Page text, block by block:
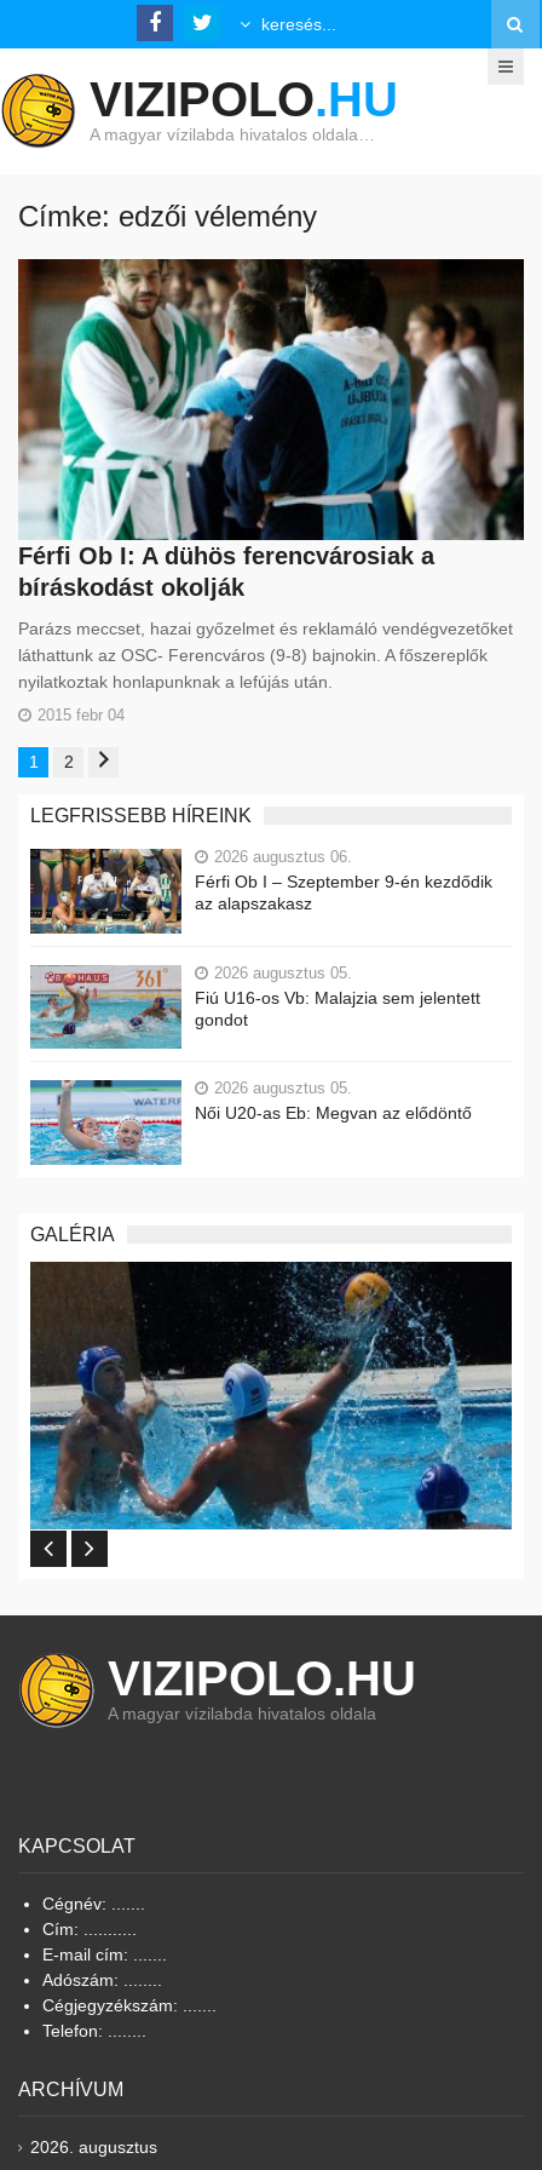
VIZIPOLO.HU
A magyar vízilabda hivatalos oldala…
Címke: edzői vélemény
Férfi Ob I: A dühös ferencvárosiak a
bíráskodást okolják
Parázs meccset, hazai győzelmet és reklamáló vendégvezetőket
láthattunk az OSC- Ferencváros (9-8) bajnokin. A főszereplők
nyilatkoztak honlapunknak a lefújás után.
2015 febr 04
1 2
LEGFRISSEBB HÍREINK
2026 augusztus 06.
Férfi Ob I – Szeptember 9-én kezdődik
az alapszakasz
2026 augusztus 05.
Fiú U16-os Vb: Malajzia sem jelentett
gondot
2026 augusztus 05.
Női U20-as Eb: Megvan az elődöntő
GALÉRIA
VIZIPOLO.HU
A magyar vízilabda hivatalos oldala
KAPCSOLAT
Cégnév: .......
Cím: ...........
E-mail cím: .......
Adószám: ........
Cégjegyzékszám: .......
Telefon: ........
ARCHÍVUM
2026. augusztus